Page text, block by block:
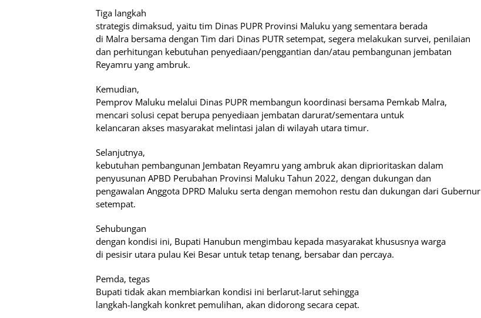
Tiga langkah
strategis dimaksud, yaitu tim Dinas PUPR Provinsi Maluku yang sementara berada
di Malra bersama dengan Tim dari Dinas PUTR setempat, segera melakukan survei, penilaian
dan perhitungan kebutuhan penyediaan/penggantian dan/atau pembangunan jembatan
Reyamru yang ambruk.
Kemudian,
Pemprov Maluku melalui Dinas PUPR membangun koordinasi bersama Pemkab Malra,
mencari solusi cepat berupa penyediaan jembatan darurat/sementara untuk
kelancaran akses masyarakat melintasi jalan di wilayah utara timur.
Selanjutnya,
kebutuhan pembangunan Jembatan Reyamru yang ambruk akan diprioritaskan dalam
penyusunan APBD Perubahan Provinsi Maluku Tahun 2022, dengan dukungan dan
pengawalan Anggota DPRD Maluku serta dengan memohon restu dan dukungan dari Gubernur
setempat.
Sehubungan
dengan kondisi ini, Bupati Hanubun mengimbau kepada masyarakat khususnya warga
di pesisir utara pulau Kei Besar untuk tetap tenang, bersabar dan percaya.
Pemda, tegas
Bupati tidak akan membiarkan kondisi ini berlarut-larut sehingga
langkah-langkah konkret pemulihan, akan didorong secara cepat.